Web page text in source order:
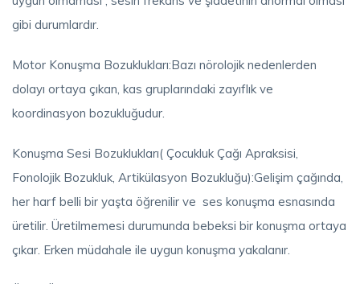
gibi durumlardır.
Motor Konuşma Bozuklukları:Bazı nörolojik nedenlerden
dolayı ortaya çıkan, kas gruplarındaki zayıflık ve
koordinasyon bozukluğudur.
Konuşma Sesi Bozuklukları( Çocukluk Çağı Apraksisi,
Fonolojik Bozukluk, Artikülasyon Bozukluğu):Gelişim çağında,
her harf belli bir yaşta öğrenilir ve ses konuşma esnasında
üretilir. Üretilmemesi durumunda bebeksi bir konuşma ortaya
çıkar. Erken müdahale ile uygun konuşma yakalanır.